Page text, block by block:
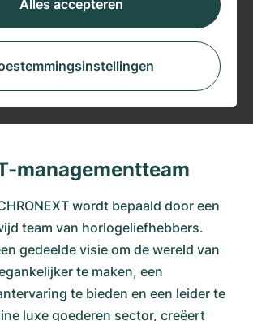
Alles accepteren
managementteam
wordt bepaald door een
team van horlogeliefhebbers.
gedeelde visie om de wereld van
te maken, een
te bieden en een leider te
luxe goederen sector, creëert